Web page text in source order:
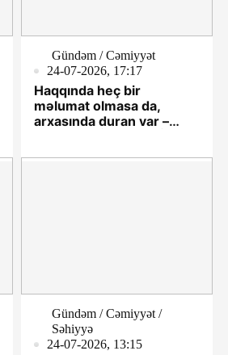
Gündəm / Cəmiyyət
24-07-2026, 17:17
Haqqında heç bir
məlumat olmasa da,
arxasında duran var –
Gündəm / Cəmiyyət /
Səhiyyə
24-07-2026, 13:15